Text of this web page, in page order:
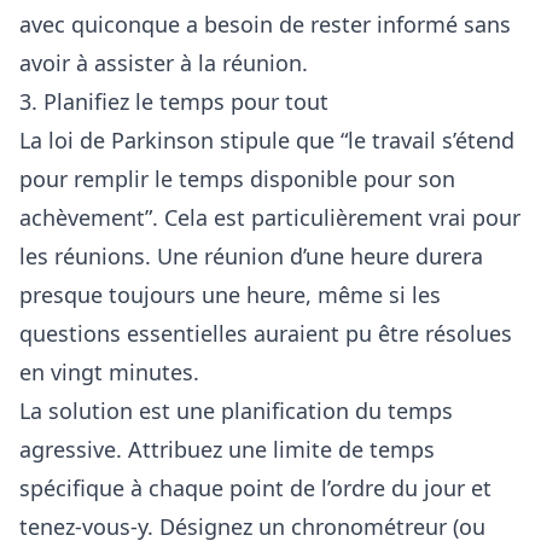
avec quiconque a besoin de rester informé sans
avoir à assister à la réunion.
3. Planifiez le temps pour tout
La loi de Parkinson stipule que “le travail s’étend
pour remplir le temps disponible pour son
achèvement”. Cela est particulièrement vrai pour
les réunions. Une réunion d’une heure durera
presque toujours une heure, même si les
questions essentielles auraient pu être résolues
en vingt minutes.
La solution est une planification du temps
agressive. Attribuez une limite de temps
spécifique à chaque point de l’ordre du jour et
tenez-vous-y. Désignez un chronométreur (ou